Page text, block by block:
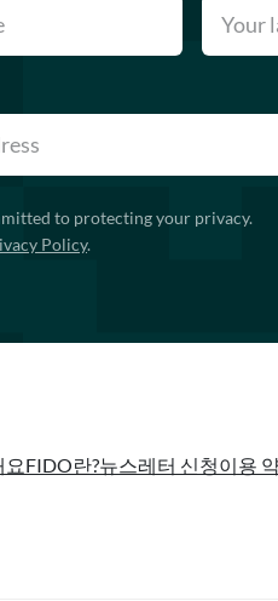
to protecting your privacy.
Policy.
요FIDO란?뉴스레터 신청이용